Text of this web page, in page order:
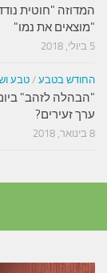
המדוזה "חוטית
"מוצאים את נמו"
5 ביולי, 2018
החודש בטבע /טבע
"הבהלה לזהב"
ערך זעירים?
8 בינואר, 2018